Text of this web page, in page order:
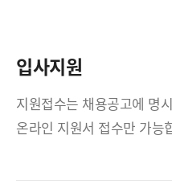
입사지원
지원접수는 채용공고에 명
온라인 지원서 접수만 가능